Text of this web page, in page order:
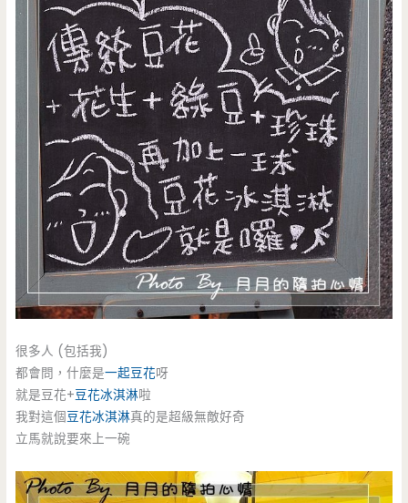
很多人 (包括我)
都會問，什麼是一起豆花呀
就是豆花+豆花冰淇淋啦
我對這個豆花冰淇淋真的是超級無敵好奇
立馬就說要來上一碗